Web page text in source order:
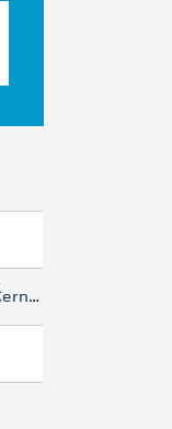
PERF. VINYL SENSICO - Černá Onyx/šedá